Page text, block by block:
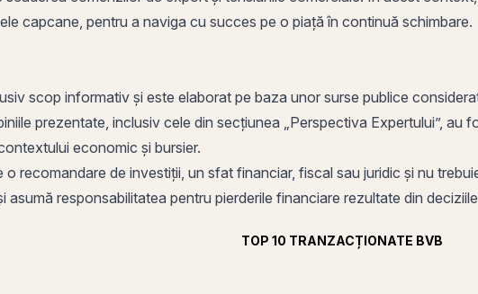
capcane, pentru a naviga cu succes pe o piață în continuă schimbare.
scop informativ și este elaborat pe baza unor surse publice
prezentate, inclusiv cele din secțiunea „Perspectiva Expertului”,
economic și bursier.
recomandare de investiții, un sfat financiar, fiscal sau juridic și nu
asumă responsabilitatea pentru pierderile financiare rezultate din
TOP 10 TRANZACȚIONATE BVB